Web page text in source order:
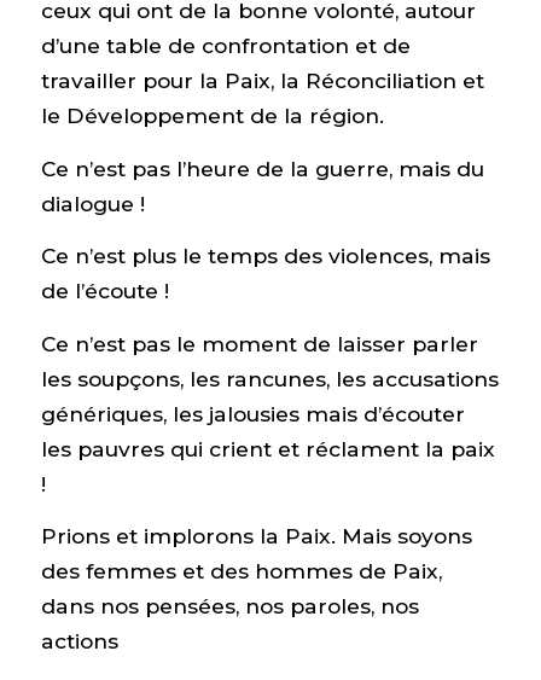
ceux qui ont de la bonne volonté, autour
d’une table de confrontation et de
travailler pour la Paix, la Réconciliation et
le Développement de la région.
Ce n’est pas l’heure de la guerre, mais du
dialogue !
Ce n’est plus le temps des violences, mais
de l’écoute !
Ce n’est pas le moment de laisser parler
les soupçons, les rancunes, les accusations
génériques, les jalousies mais d’écouter
les pauvres qui crient et réclament la paix
!
Prions et implorons la Paix. Mais soyons
des femmes et des hommes de Paix,
dans nos pensées, nos paroles, nos
actions